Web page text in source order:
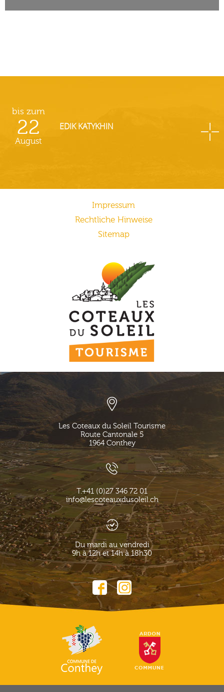
bis zum
22
August
EDIK KATYKHIN
Impressum
Rechtliche Hinweise
Sitemap
Les Coteaux du Soleil Tourisme
Route Cantonale 5
1964 Conthey
T.+41 (0)27 346 72 01
info@lescoteauxdusoleil.ch
Du mardi au vendredi
9h à 12h et 14h à 18h30